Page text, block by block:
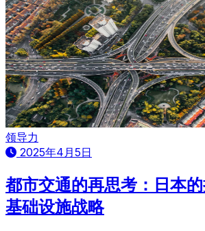
领导力
2025年4月5日
都市交通的再思考：日本
基础设施战略